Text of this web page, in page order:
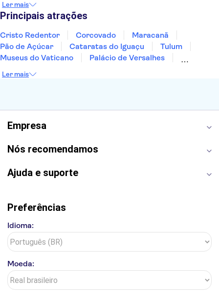
Fernando de Noronha
Ler mais
Principais atrações
Cristo Redentor Corcovado
Maracanã
Pão de Açúcar
Cataratas do Iguaçu
Tulum
Museus do Vaticano
Palácio de Versalhes
Museu do Louvre
Ler mais
Empresa
Nós recomendamos
Ajuda e suporte
Preferências
Idioma:
Moeda: